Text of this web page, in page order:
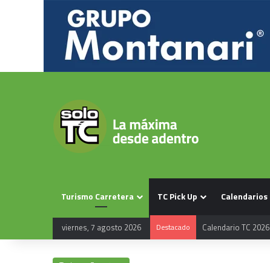
Turismo Carretera TC Pick Up Calendarios
viernes, 7 agosto 2026 Destacado Calendario TC 2026